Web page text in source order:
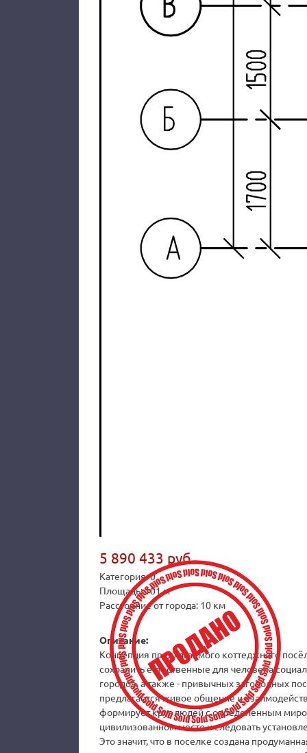
5 890 433 руб.
Категория: 0
Площадь: 101 м²
Расстояние от города: 10 км
Описание:
Концепция предлагаемого коттеджного
сохранить естественные для человека
городов, а также - привычных загородных
предлагается живое общение и
формирует круг людей с определенным
цивилизованном месте и следовать
Это значит, что в поселке создана